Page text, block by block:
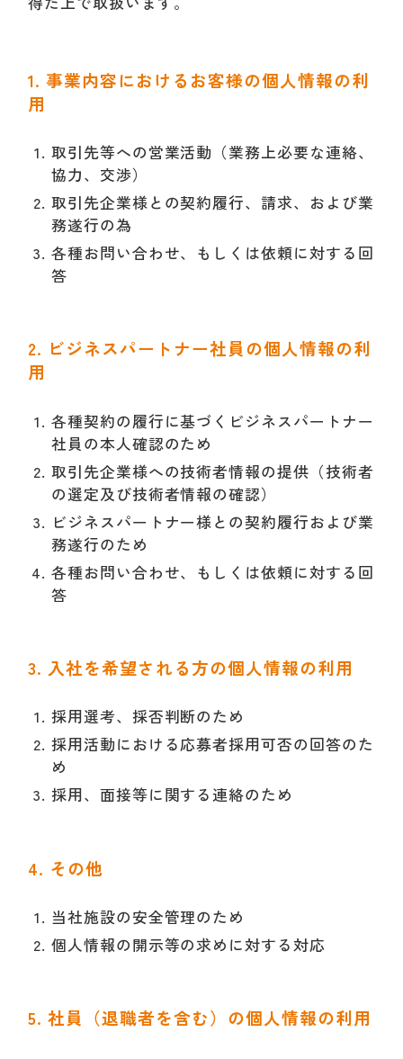
1. 事業内容におけるお客様の個人情報の利
用
取引先等への営業活動（業務上必要な連絡、
協力、交渉）
取引先企業様との契約履行、請求、および業
務遂行の為
各種お問い合わせ、もしくは依頼に対する回
答
2. ビジネスパートナー社員の個人情報の利
用
各種契約の履行に基づくビジネスパートナー
社員の本人確認のため
取引先企業様への技術者情報の提供（技術者
の選定及び技術者情報の確認）
ビジネスパートナー様との契約履行および業
務遂行のため
各種お問い合わせ、もしくは依頼に対する回
答
3. 入社を希望される方の個人情報の利用
採用選考、採否判断のため
採用活動における応募者採用可否の回答のた
め
採用、面接等に関する連絡のため
4. その他
当社施設の安全管理のため
個人情報の開示等の求めに対する対応
5. 社員（退職者を含む）の個人情報の利用